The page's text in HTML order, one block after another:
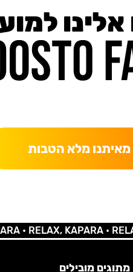
מאיתנו מלא הטבות
RELAX, KAPARA •RELAX,
מתוגים מובילים